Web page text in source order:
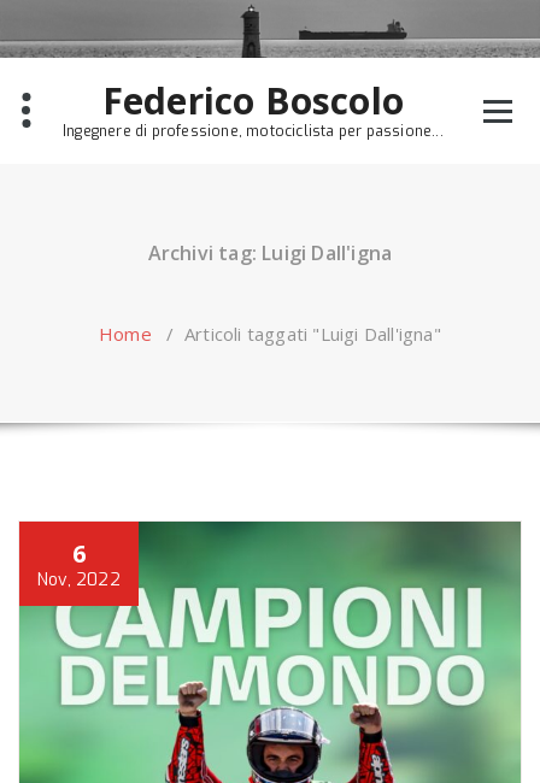
to
content
Federico Boscolo
Ingegnere di professione, motociclista per passione...
Archivi tag: Luigi Dall'igna
Home /Articoli taggati "Luigi Dall'igna"
6
Nov, 2022